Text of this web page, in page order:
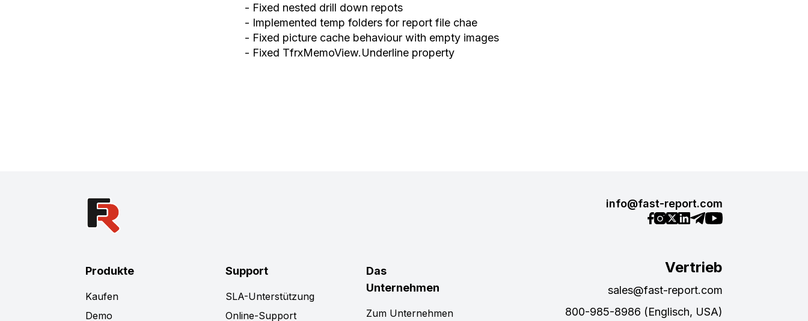
- Fixed nested drill down repots
- Implemented temp folders for report file chae
- Fixed picture cache behaviour with empty images
- Fixed TfrxMemoView.Underline property
info@fast-report.com
Vertrieb
sales@fast-report.com
800-985-8986 (Englisch, USA)
Produkte
Kaufen
Demo
Support
SLA-Unterstützung
Online-Support
Das
Unternehmen
Zum Unternehmen